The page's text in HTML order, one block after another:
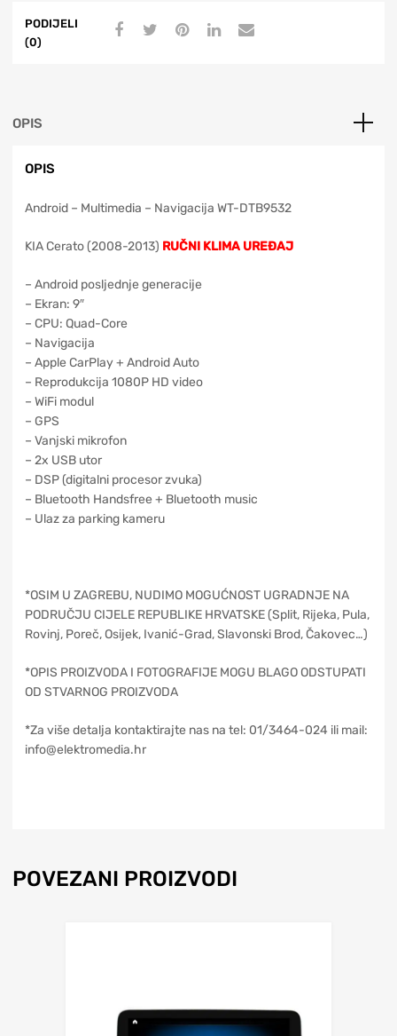
PODIJELI
(0)
OPIS
OPIS
Android – Multimedia – Navigacija WT-DTB9532
KIA Cerato (2008-2013) RUČNI KLIMA UREĐAJ
– Android posljednje generacije
– Ekran: 9″
– CPU: Quad-Core
– Navigacija
– Apple CarPlay + Android Auto
– Reprodukcija 1080P HD video
– WiFi modul
– GPS
– Vanjski mikrofon
– 2x USB utor
– DSP (digitalni procesor zvuka)
– Bluetooth Handsfree + Bluetooth music
– Ulaz za parking kameru
*OSIM U ZAGREBU, NUDIMO MOGUĆNOST UGRADNJE NA
PODRUČJU CIJELE REPUBLIKE HRVATSKE (Split, Rijeka, Pula,
Rovinj, Poreč, Osijek, Ivanić-Grad, Slavonski Brod, Čakovec…)
*OPIS PROIZVODA I FOTOGRAFIJE MOGU BLAGO ODSTUPATI
OD STVARNOG PROIZVODA
*Za više detalja kontaktirajte nas na tel: 01/3464-024 ili mail:
info@elektromedia.hr
POVEZANI PROIZVODI